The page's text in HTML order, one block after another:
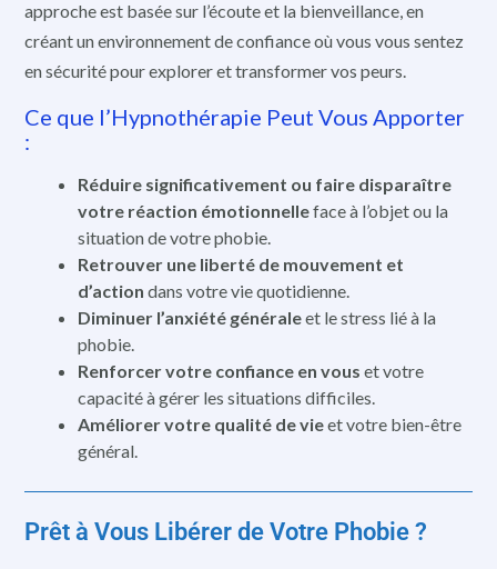
approche est basée sur l’écoute et la bienveillance, en
créant un environnement de confiance où vous vous sentez
en sécurité pour explorer et transformer vos peurs.
Ce que l’Hypnothérapie Peut Vous Apporter
:
Réduire significativement ou faire disparaître
votre réaction émotionnelleface à l’objet ou la
situation de votre phobie.
Retrouver une liberté de mouvement et
d’action dans votre vie quotidienne.
Diminuer l’anxiété généraleet le stress lié à la
phobie.
Renforcer votre confiance en vous et votre
capacité à gérer les situations difficiles.
Améliorer votre qualité de vieet votre bien-être
général.
Prêt à Vous Libérer de Votre Phobie ?